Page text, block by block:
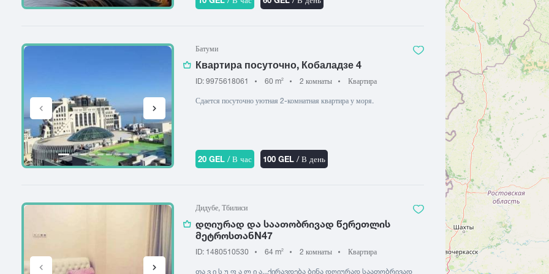
Батуми
Квартира посуточно, Кобаладзе 4
ID: 9975618061 60 m2 2 комнаты Квартира
Сдается посуточно уютная 2-комнатная квартира у моря.
20 GEL / В час 100 GEL / В день
Дидубе, Тбилиси
დღიურად და საათობრივად წერეთლის
მეტროსთანN47
ID: 1480510530 64 m2 2 комнаты Квартира
თა ვ ი ს უ ფ ა ლ ი ა...ქირავდება ბინა დღიურად საათობრივად